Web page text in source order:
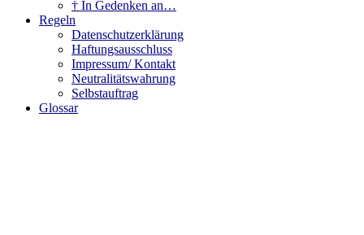
† In Gedenken an…
Regeln
Datenschutzerklärung
Haftungsausschluss
Impressum/ Kontakt
Neutralitätswahrung
Selbstauftrag
Glossar